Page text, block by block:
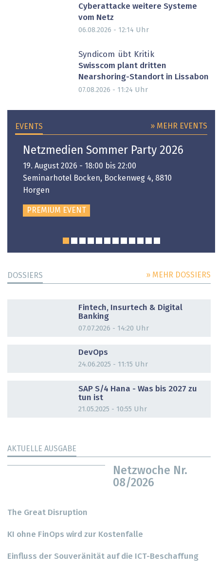
Cyberattacke weitere Systeme
vom Netz
06.08.2026 - 12:14 Uhr
Syndicom übt Kritik
Swisscom plant dritten
Nearshoring-Standort in Lissabon
07.08.2026 - 11:24 Uhr
EVENTS » MEHR EVENTS
Netzmedien Sommer Party 2026
19. August 2026 - 18:00 bis 22:00
Seminarhotel Bocken, Bockenweg 4, 8810
Horgen
PREMIUM EVENT
DOSSIERS » MEHR DOSSIERS
Fintech, Insurtech & Digital
Banking
07.07.2026 - 14:20 Uhr
DevOps
24.06.2025 - 11:15 Uhr
SAP S/4 Hana - Was bis 2027 zu
tun ist
21.05.2025 - 10:55 Uhr
AKTUELLE AUSGABE
Netzwoche Nr.
08/2026
The Great Disruption
KI ohne FinOps wird zur Kostenfalle
Einfluss der Souveränität auf die ICT-Beschaffung